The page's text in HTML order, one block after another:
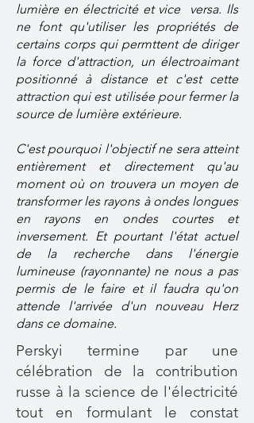
lumière en électricité et vice versa. Ils
ne font qu'utiliser les propriétés de
certains corps qui permttent de diriger
la force d'attraction, un électroaimant
positionné à distance et c'est cette
attraction qui est utilisée pour fermer la
source de lumière extérieure.
C'est pourquoi l'objectif ne sera atteint
entièrement et directement qu'au
moment où on trouvera un moyen de
transformer les rayons à ondes longues
en rayons en ondes courtes et
inversement. Et pourtant l'état actuel
de la recherche dans l'énergie
lumineuse (rayonnante) ne nous a pas
permis de le faire et il faudra qu'on
attende l'arrivée d'un nouveau Herz
dans ce domaine.
Perskyi termine par une
célébration de la contribution
russe à la science de l'électricité
tout en formulant le constat